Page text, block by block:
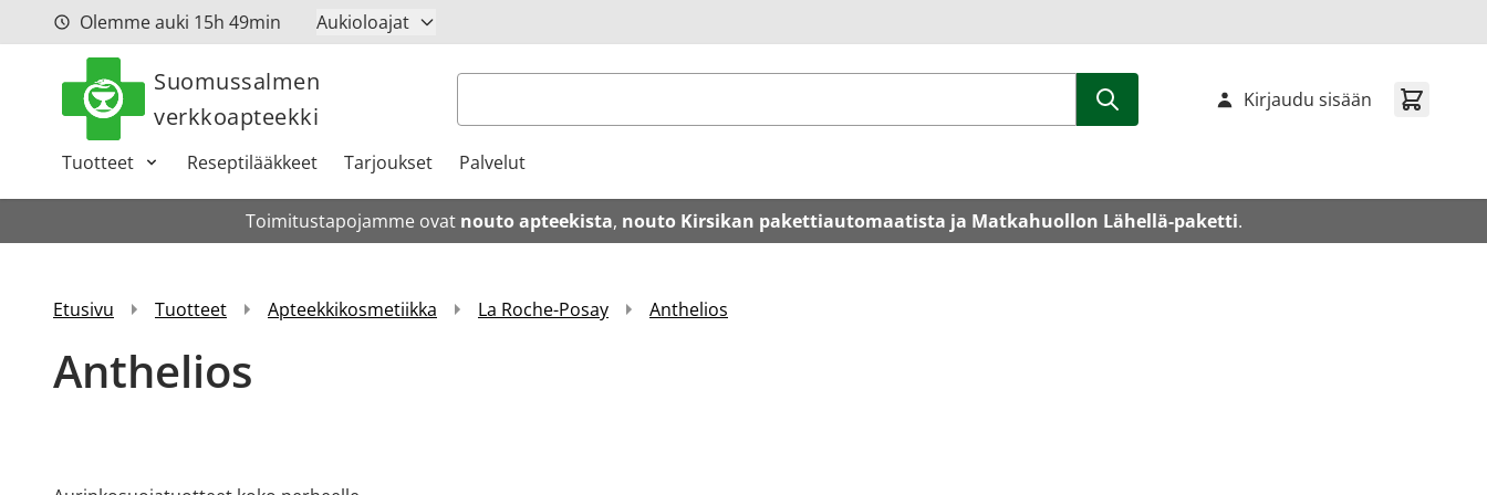
Siirry sisältöönOlemme auki 15h 49min Aukioloajat
Suomussalmen
verkkoapteekki
Haku
Tuotteet Reseptilääkkeet Tarjoukset Palvelut
Kirjaudu sisään
Toimitustapojamme ovat nouto apteekista, nouto Kirsikan pakettiautomaatista ja Matkahuollon Lähellä-paketti.
Etusivu Tuotteet Apteekkikosmetiikka La Roche-Posay Anthelios
Anthelios